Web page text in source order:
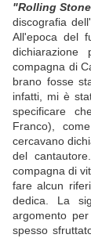
"Rolling
discografia
All'epoca del
compagna di
brano fosse
infatti, mi è
specificare
Franco),
cercavano
del
compagna di
fare alcun
dedica. La
argomento
spesso